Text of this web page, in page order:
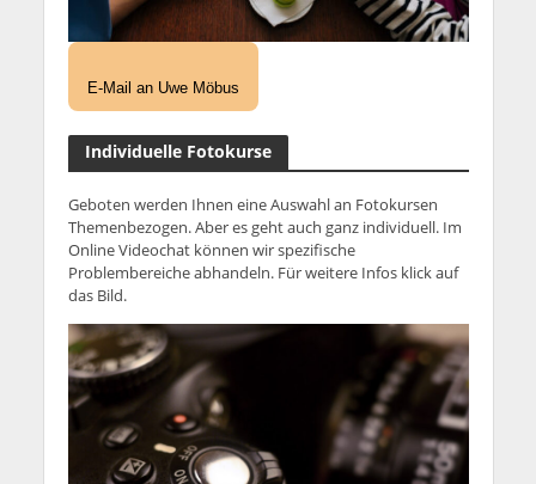
E-Mail an Uwe Möbus
Individuelle Fotokurse
Geboten werden Ihnen eine Auswahl an Fotokursen
Themenbezogen. Aber es geht auch ganz individuell. Im
Online Videochat können wir spezifische
Problembereiche abhandeln. Für weitere Infos klick auf
das Bild.